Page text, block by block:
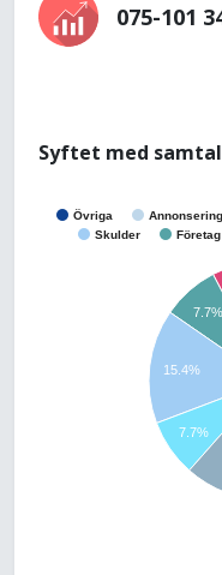
075-101
Syftet med
Övriga Annonsering
Skulder
7.7%
15.4%
7.7%